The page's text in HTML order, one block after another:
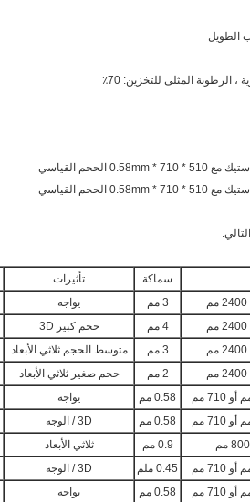
سماكة تأثيرات
3 مم يواجه
4 مم حجم كبير 3D
3 مم متوسط ​​الحجم ثلاثي الأبعاد
2 مم حجم صغير ثلاثي الأبعاد
0.58 مم يواجه
0.58 مم 3D / الوجه
0.9 مم ثلاثي الأبعاد
0.45 ملم 3D / الوجه
0.58 مم يواجه